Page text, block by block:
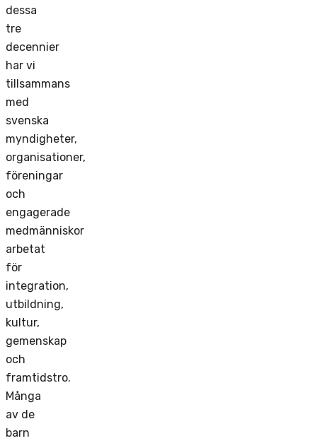
dessa
tre
decennier
har vi
tillsammans
med
svenska
myndigheter,
organisationer,
föreningar
och
engagerade
medmänniskor
arbetat
för
integration,
utbildning,
kultur,
gemenskap
och
framtidstro.
Många
av de
barn